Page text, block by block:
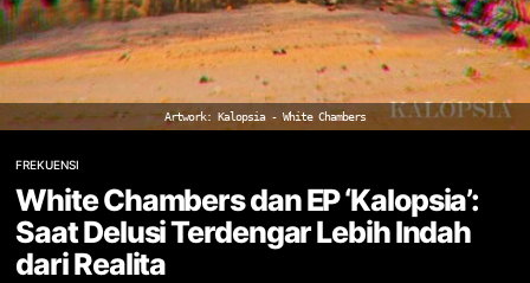
Artwork: Kalopsia - White Chambers
FREKUENSI
White Chambers dan EP ‘Kalopsia’:
Saat Delusi Terdengar Lebih Indah
dari Realita